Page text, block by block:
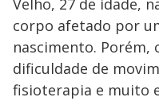
Velho, 27 de idade,
corpo afetado por
nascimento. Porém,
dificuldade de
fisioterapia e muito